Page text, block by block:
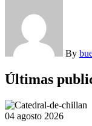
By
Últimas
04 agosto 2026